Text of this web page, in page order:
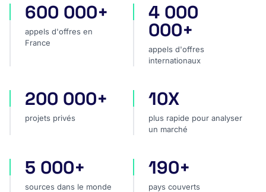
appels d'offres en France
600 000+
appels d'offres en
France
appels d'offres
4 000
000+
appels d'offres
internationaux
projets privés
200 000+
projets privés
plus rapide pour analyser
10X
plus rapide pour analyser
un marché
sources dans le monde
5 000+
sources dans le monde
pays couverts
190+
pays couverts